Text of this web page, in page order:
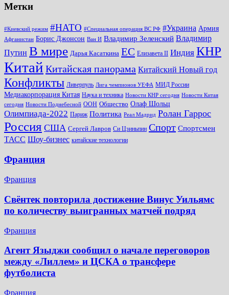
Метки
#Киевский режим #НАТО #Специальная операция ВС РФ #Украина Армия
Афганистан Борис Джонсон Ван И Владимир Зеленский Владимир
Путин В мире Дарья Касаткина ЕС Елизавета II Индия КНР
Китай Китайская панорама Китайский Новый год
Конфликты Ливерпуль Лига чемпионов УЕФА МИД России
Медиакорпорация Китая Наука и техника Новости КНР сегодня Новости Китая
сегодня Новости Поднебесной ООН Общество Олаф Шольц
Олимпиада-2022 Париж Политика Реал Мадрид Ролан Гаррос
Россия США Сергей Лавров Си Цзиньпин Спорт Спортсмен
ТАСС Шоу-бизнес китайские технологии
Франция
Франция
Свёнтек повторила достижение Винус Уильямс
по количеству выигранных матчей подряд
Франция
Агент Языджи сообщил о начале переговоров
между «Лиллем» и ЦСКА о трансфере
футболиста
Франция